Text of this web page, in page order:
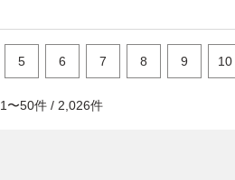
5 6 7 8 9 10
1〜50件 / 2,026件